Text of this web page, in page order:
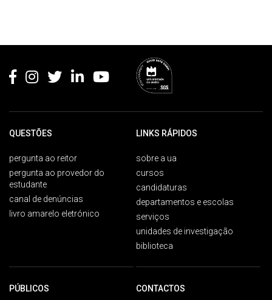
QUESTÕES
pergunta ao reitor
pergunta ao provedor do
estudante
canal de denúncias
livro amarelo eletrónico
LINKS RÁPIDOS
sobre a ua
cursos
candidaturas
departamentos e escolas
serviços
unidades de investigação
biblioteca
PÚBLICOS CONTACTOS